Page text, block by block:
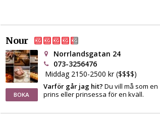
Nour
BOKA
Norrlandsgatan 24
073-3256476
Middag 2150-2500 kr ($$$$)
Varför går jag hit? Du vill må som en
prins eller prinsessa för en kväll.